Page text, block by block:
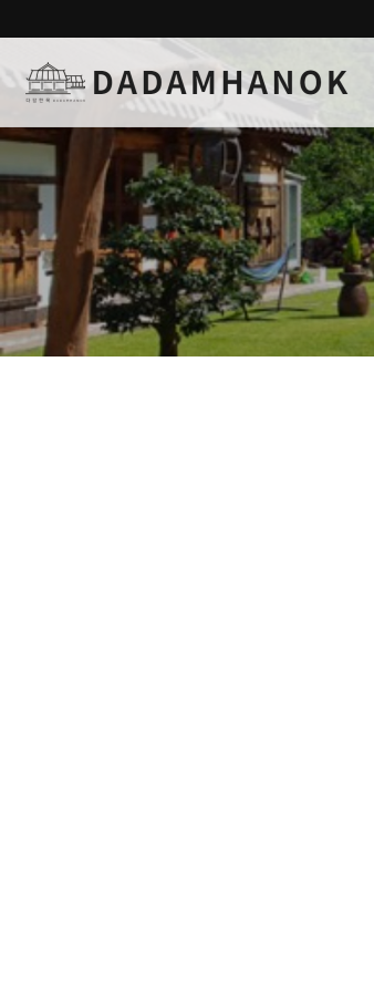
하위분류 하위분류 하위분류 하위분류